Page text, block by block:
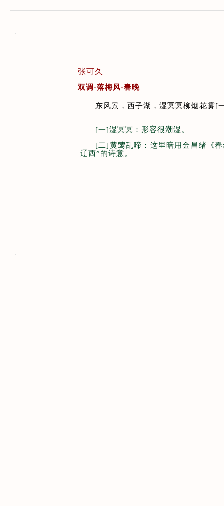
张可久
双调·落梅风·春晚
东风景，西子湖，湿冥冥柳烟花雾[
[一]湿冥冥：形容很潮湿。
[二]黄莺乱啼：这里暗用金昌绪《
辽西”的诗意。